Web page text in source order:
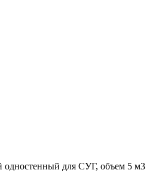
одностенный для СУГ, объем 5 м3